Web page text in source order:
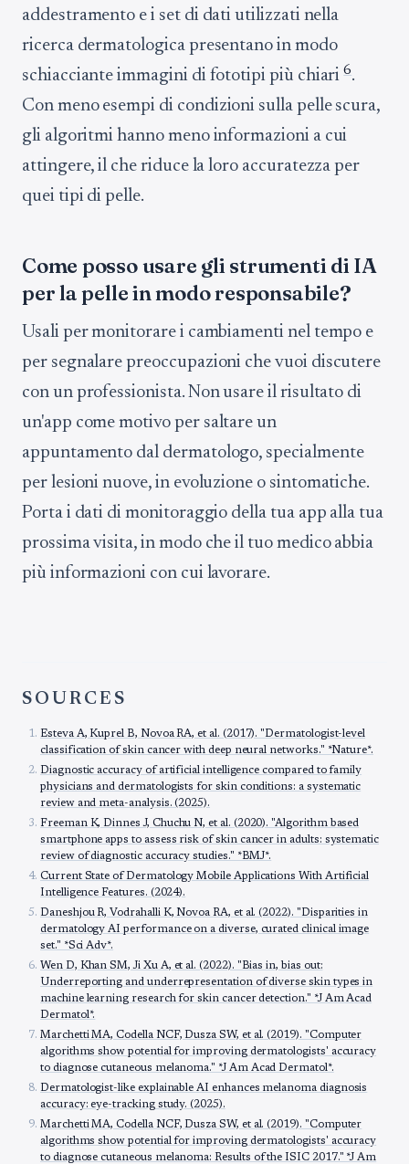
addestramento e i set di dati utilizzati nella
ricerca dermatologica presentano in modo
schiacciante immagini di fototipi più chiari6.
Con meno esempi di condizioni sulla pelle scura,
gli algoritmi hanno meno informazioni a cui
attingere, il che riduce la loro accuratezza per
quei tipi di pelle.
Come posso usare gli strumenti di IA
per la pelle in modo responsabile?
Usali per monitorare i cambiamenti nel tempo e
per segnalare preoccupazioni che vuoi discutere
con un professionista. Non usare il risultato di
un'app come motivo per saltare un
appuntamento dal dermatologo, specialmente
per lesioni nuove, in evoluzione o sintomatiche.
Porta i dati di monitoraggio della tua app alla tua
prossima visita, in modo che il tuo medico abbia
più informazioni con cui lavorare.
SOURCES
Esteva A, Kuprel B, Novoa RA, et al. (2017). "Dermatologist-level
classification of skin cancer with deep neural networks." *Nature*.
Diagnostic accuracy of artificial intelligence compared to family
physicians and dermatologists for skin conditions: a systematic
review and meta-analysis. (2025).
Freeman K, Dinnes J, Chuchu N, et al. (2020). "Algorithm based
smartphone apps to assess risk of skin cancer in adults: systematic
review of diagnostic accuracy studies." *BMJ*.
Current State of Dermatology Mobile Applications With Artificial
Intelligence Features. (2024).
Daneshjou R, Vodrahalli K, Novoa RA, et al. (2022). "Disparities in
dermatology AI performance on a diverse, curated clinical image
set." *Sci Adv*.
Wen D, Khan SM, Ji Xu A, et al. (2022). "Bias in, bias out:
Underreporting and underrepresentation of diverse skin types in
machine learning research for skin cancer detection." *J Am Acad
Dermatol*.
Marchetti MA, Codella NCF, Dusza SW, et al. (2019). "Computer
algorithms show potential for improving dermatologists' accuracy
to diagnose cutaneous melanoma." *J Am Acad Dermatol*.
Dermatologist-like explainable AI enhances melanoma diagnosis
accuracy: eye-tracking study. (2025).
Marchetti MA, Codella NCF, Dusza SW, et al. (2019). "Computer
algorithms show potential for improving dermatologists' accuracy
to diagnose cutaneous melanoma: Results of the ISIC 2017." *J Am